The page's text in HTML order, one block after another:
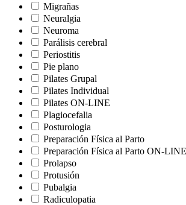
Migrañas
Neuralgia
Neuroma
Parálisis cerebral
Periostitis
Pie plano
Pilates Grupal
Pilates Individual
Pilates ON-LINE
Plagiocefalia
Posturologia
Preparación Física al Parto
Preparación Física al Parto ON-LINE
Prolapso
Protusión
Pubalgia
Radiculopatia